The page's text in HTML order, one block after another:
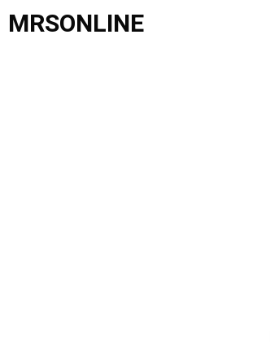
Saltar
alMRSONLINE